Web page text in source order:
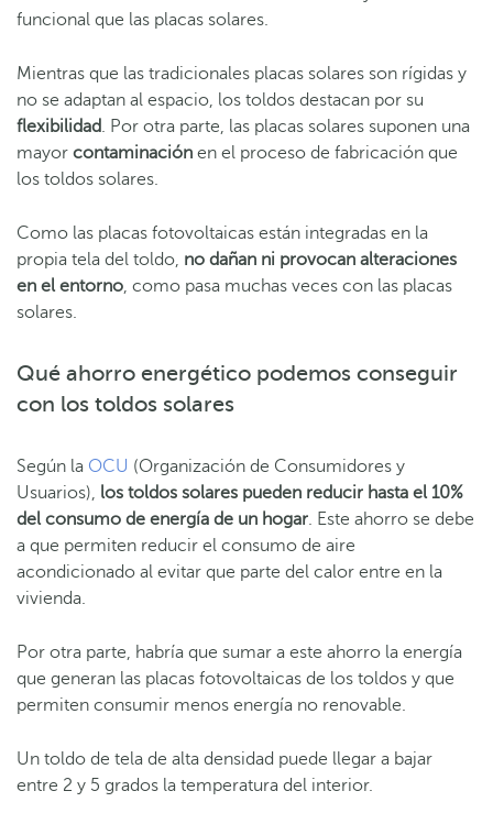
funcional que las placas solares.
Mientras que las tradicionales placas solares son rígidas y
no se adaptan al espacio, los toldos destacan por su
flexibilidad. Por otra parte, las placas solares suponen una
mayor contaminación en el proceso de fabricación que
los toldos solares.
Como las placas fotovoltaicas están integradas en la
propia tela del toldo, no dañan ni provocan alteraciones
en el entorno, como pasa muchas veces con las placas
solares.
Qué ahorro energético podemos conseguir
con los toldos solares
Según la OCU (Organización de Consumidores y
Usuarios), los toldos solares pueden reducir hasta el 10%
del consumo de energía de un hogar. Este ahorro se debe
a que permiten reducir el consumo de aire
acondicionado al evitar que parte del calor entre en la
vivienda.
Por otra parte, habría que sumar a este ahorro la energía
que generan las placas fotovoltaicas de los toldos y que
permiten consumir menos energía no renovable.
Un toldo de tela de alta densidad puede llegar a bajar
entre 2 y 5 grados la temperatura del interior.